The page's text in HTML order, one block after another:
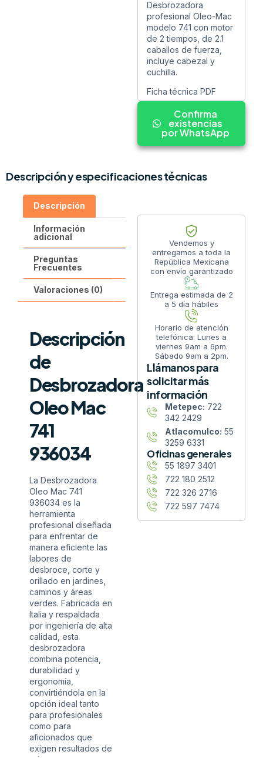
Desbrozadora
profesional Oleo-Mac
modelo 741 con motor
de 2 tiempos, de 2.1
caballos de fuerza,
incluye cabezal y
cuchilla.
Ficha técnica PDF
Confirma
existencias
por WhatsApp
Descripción y especificaciones técnicas
Descripción
Información
adicional
Preguntas
Frecuentes
Valoraciones (0)
Descripción
de
Desbrozadora
Oleo Mac
741
936034
La Desbrozadora
Oleo Mac 741
936034 es la
herramienta
profesional diseñada
para enfrentar de
manera eficiente las
labores de
desbroce, corte y
orillado en jardines,
caminos y áreas
verdes. Fabricada en
Italia y respaldada
por ingeniería de alta
calidad, esta
desbrozadora
combina potencia,
durabilidad y
ergonomía,
convirtiéndola en la
opción ideal tanto
para profesionales
como para
aficionados que
exigen resultados de
Vendemos y
entregamos a toda la
República Mexicana
con envío garantizado
Entrega estimada de 2
a 5 día hábiles
Horario de atención
telefónica: Lunes a
viernes 9am a 6pm.
Sábado 9am a 2pm.
Llámanos para
solicitar más
información
Metepec: 722
342 2429
Atlacomulco: 55
3259 6331
Oficinas generales
55 1897 3401
722 180 2512
722 326 2716
722 597 7474